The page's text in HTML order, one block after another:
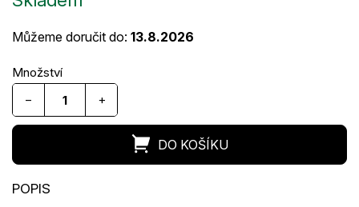
Můžeme doručit do: 13.8.2026
+
−